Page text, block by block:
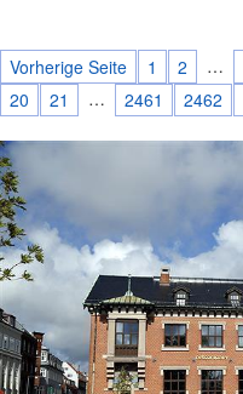
Vorherige Seite 1 2 …
20
21 … 2461 2462